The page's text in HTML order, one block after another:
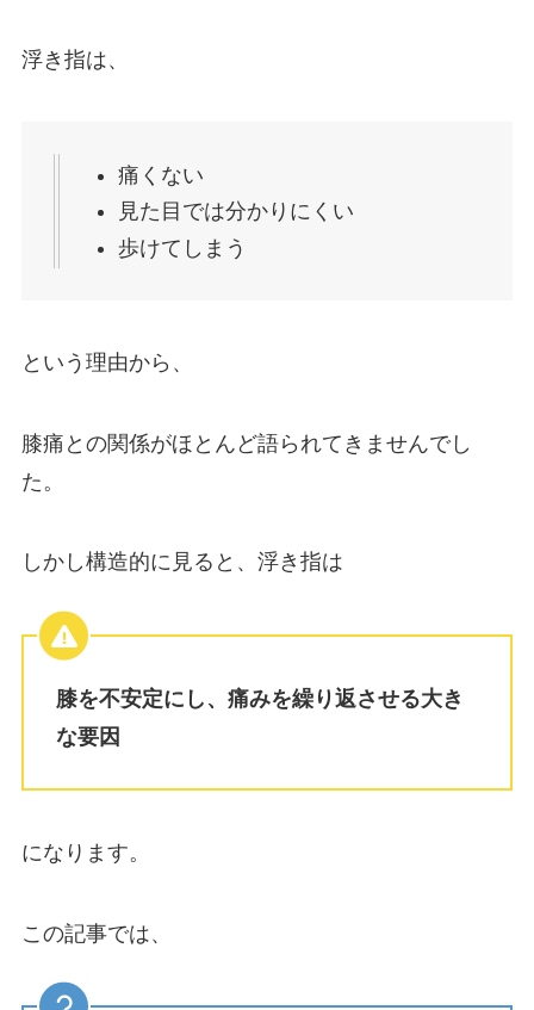
浮き指は、
痛くない
見た目では分かりにくい
歩けてしまう
という理由から、
膝痛との関係がほとんど語られてきませんでし
た。
しかし構造的に見ると、浮き指は
膝を不安定にし、痛みを繰り返させる大き
な要因
になります。
この記事では、